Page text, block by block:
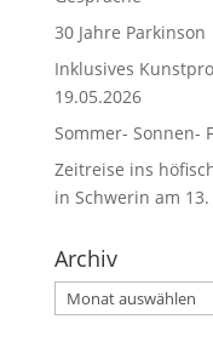
30 Jahre Parkinson
Inklusives
19.05.2026
Sommer- Sonnen-
Zeitreise ins
in Schwerin am 13.
Archiv
Archiv